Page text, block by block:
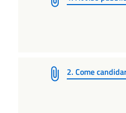
2. Come